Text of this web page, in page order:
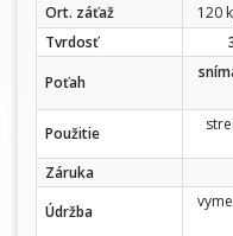
Ort. záťaž 120
Tvrdosť
Poťah
Použitie
Záruka
Údržba